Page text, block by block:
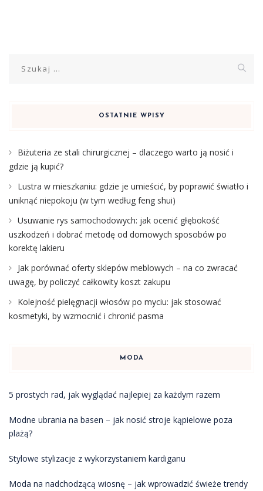
OSTATNIE WPISY
Biżuteria ze stali chirurgicznej – dlaczego warto ją nosić i
gdzie ją kupić?
Lustra w mieszkaniu: gdzie je umieścić, by poprawić światło i
uniknąć niepokoju (w tym według feng shui)
Usuwanie rys samochodowych: jak ocenić głębokość
uszkodzeń i dobrać metodę od domowych sposobów po
korektę lakieru
Jak porównać oferty sklepów meblowych – na co zwracać
uwagę, by policzyć całkowity koszt zakupu
Kolejność pielęgnacji włosów po myciu: jak stosować
kosmetyki, by wzmocnić i chronić pasma
MODA
5 prostych rad, jak wyglądać najlepiej za każdym razem
Modne ubrania na basen – jak nosić stroje kąpielowe poza
plażą?
Stylowe stylizacje z wykorzystaniem kardiganu
Moda na nadchodzącą wiosnę – jak wprowadzić świeże trendy